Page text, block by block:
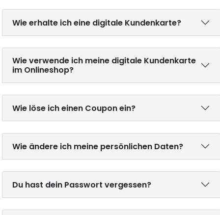
Wie erhalte ich eine digitale Kundenkarte?
Wie verwende ich meine digitale Kundenkarte
im Onlineshop?
Wie löse ich einen Coupon ein?
Wie ändere ich meine persönlichen Daten?
Du hast dein Passwort vergessen?